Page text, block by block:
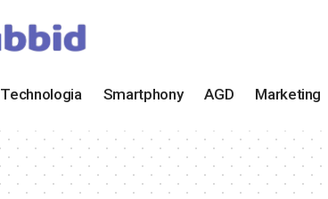
Technologia Smartphony AGD Marketing